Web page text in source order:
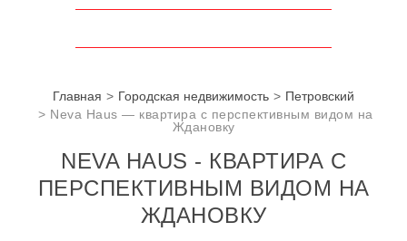
Главная Городская недвижимость
Петровский
Neva Haus — квартира с перспективным видом на
Ждановку
NEVA HAUS - КВАРТИРА С
ПЕРСПЕКТИВНЫМ ВИДОМ НА
ЖДАНОВКУ